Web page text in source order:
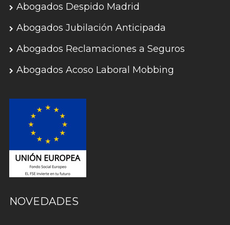
Abogados Despido Madrid
Abogados Jubilación Anticipada
Abogados Reclamaciones a Seguros
Abogados Acoso Laboral Mobbing
NOVEDADES